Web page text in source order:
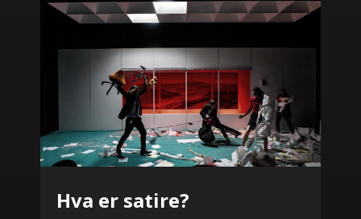
Hva er satire?